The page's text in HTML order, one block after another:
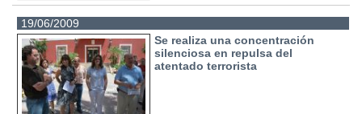
19/06/2009
Se realiza una concentración
silenciosa en repulsa del
atentado terrorista